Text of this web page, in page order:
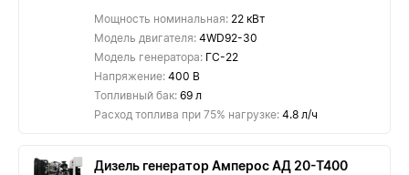
Мощность номинальная: 22 кВт
Модель двигателя: 4WD92-30
Модель генератора: ГС-22
Напряжение: 400 В
Топливный бак: 69 л
Расход топлива при 75% нагрузке: 4.8 л/ч
Дизель генератор Амперос АД 20-Т400